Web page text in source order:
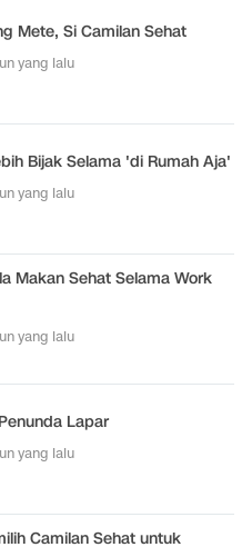
Mete, Si Camilan Sehat
yang lalu
Bijak Selama 'di Rumah Aja'
yang lalu
Makan Sehat Selama Work
yang lalu
Lapar
yang lalu
Camilan Sehat untuk